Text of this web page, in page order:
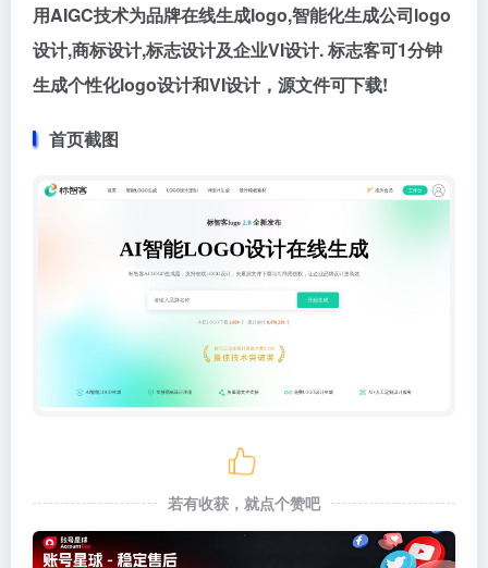
用AIGC技术为品牌在线生成logo,智能化生成公司logo
设计,商标设计,标志设计及企业VI设计. 标志客可1分钟
生成个性化logo设计和VI设计，源文件可下载!
首页截图
若有收获，就点个赞吧